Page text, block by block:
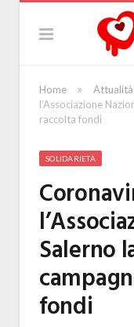
Home » Attualità
l’Associazione
raccolta fondi
SOLIDARIETÀ
Salerno
fondi